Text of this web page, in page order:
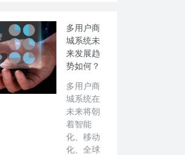
多用户商
城系统未
来发展趋
势如何？
多用户商
城系统在
未来将朝
着智能
化、移动
化、全球